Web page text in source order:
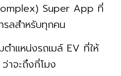
Super App ที่
รลสำหรับทุกคน
ำแหน่งรถเมล์ EV ที่ให้
าจะถึงกี่โมง